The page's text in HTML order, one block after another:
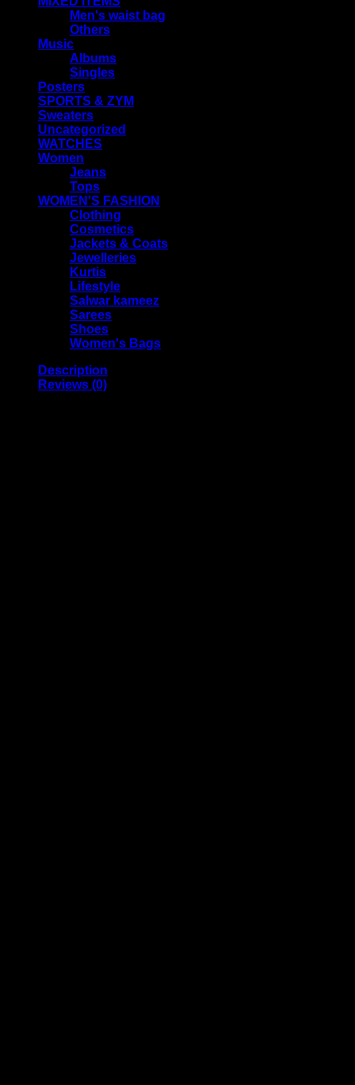
Men's waist bag
Others
Music
Albums
Singles
Posters
SPORTS & ZYM
Sweaters
Uncategorized
WATCHES
Women
Jeans
Tops
WOMEN'S FASHION
Clothing
Cosmetics
Jackets & Coats
Jewelleries
Kurtis
Lifestyle
Salwar kameez
Sarees
Shoes
Women's Bags
Description
Reviews (0)